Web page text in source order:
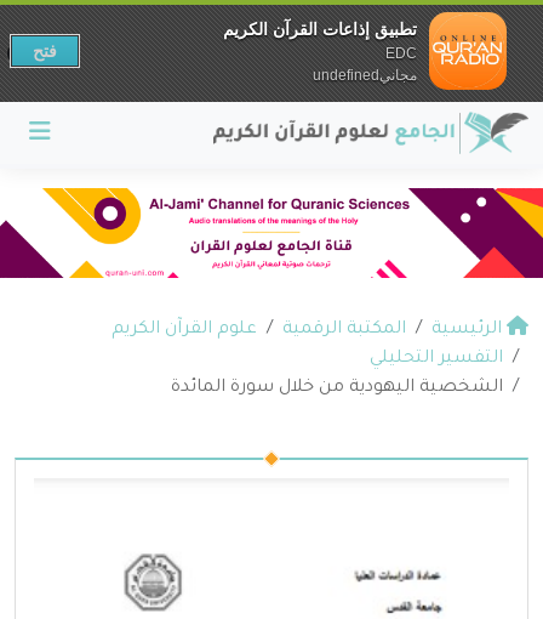
الرئيسية المكتبة الرقمية
علوم القرآن الكريم
التفسير التحليلي
الشخصية اليهودية من خلال سورة المائدة
تطبيق إذاعات القرآن الكريم
EDC
مجانيundefined
فتح